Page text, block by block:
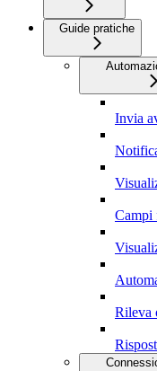
Guide pratiche
Invia
Campi
Rileva